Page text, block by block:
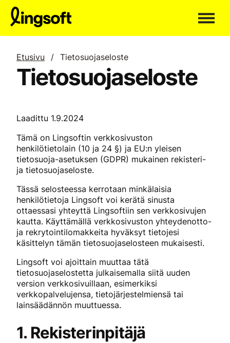
Siirry
sisältöön
Etusivu / Tietosuojaseloste
Tietosuojaseloste
Laadittu 1.9.2024
Tämä on Lingsoftin verkkosivuston
henkilötietolain (10 ja 24 §) ja EU:n yleisen
tietosuoja-asetuksen (GDPR) mukainen rekisteri-
ja tietosuojaseloste.
Tässä selosteessa kerrotaan minkälaisia
henkilötietoja Lingsoft voi kerätä sinusta
ottaessasi yhteyttä Lingsoftiin sen verkkosivujen
kautta. Käyttämällä verkkosivuston yhteydenotto-
ja rekrytointilomakkeita hyväksyt tietojesi
käsittelyn tämän tietosuojaselosteen mukaisesti.
Lingsoft voi ajoittain muuttaa tätä
tietosuojaselostetta julkaisemalla siitä uuden
version verkkosivuillaan, esimerkiksi
verkkopalvelujensa, tietojärjestelmiensä tai
lainsäädännön muuttuessa.
1. Rekisterinpitäjä